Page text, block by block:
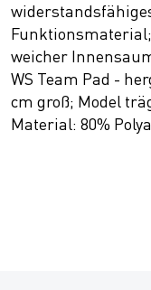
weicher
WS Team Pad -
cm groß; Model
Material: 80%